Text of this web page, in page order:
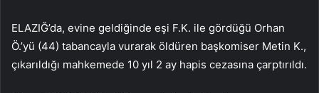
ELAZIĞ’da, evine geldiğinde eşi F.K. ile gördüğü Orhan
Ö.’yü (44) tabancayla vurarak öldüren başkomiser Metin K.,
çıkarıldığı mahkemede 10 yıl 2 ay hapis cezasına çarptırıldı.